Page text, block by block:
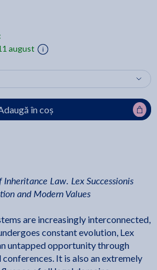
august
în coș
Law. Lex Successionis
and Modern Values
are increasingly interconnected,
constant evolution, Lex
untapped opportunity through
It is also an extremely